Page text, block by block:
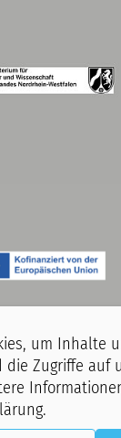
finden
um Inhalte
Zugriffe auf
.